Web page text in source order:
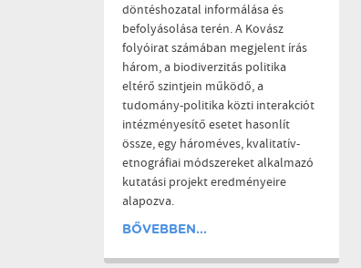
döntéshozatal informálása és
befolyásolása terén. A Kovász
folyóirat számában megjelent írás
három, a biodiverzitás politika
eltérő szintjein működő, a
tudomány-politika közti interakciót
intézményesítő esetet hasonlít
össze, egy hároméves, kvalitatív-
etnográfiai módszereket alkalmazó
kutatási projekt eredményeire
alapozva.
BŐVEBBEN...